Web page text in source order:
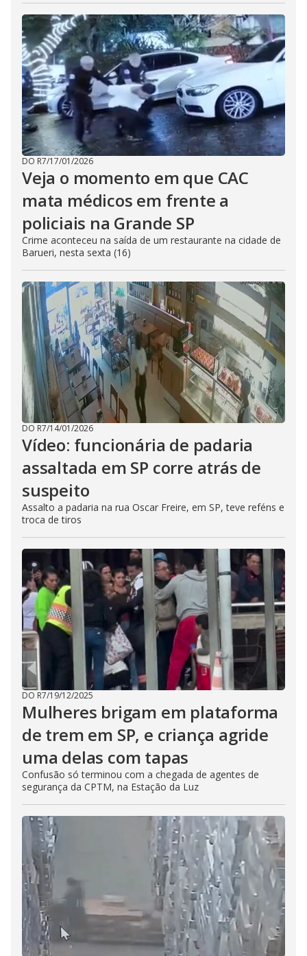
DO R7/17/01/2026
Veja o momento em que CAC
mata médicos em frente a
policiais na Grande SP
Crime aconteceu na saída de um restaurante na cidade de
Barueri, nesta sexta (16)
DO R7/14/01/2026
Vídeo: funcionária de padaria
assaltada em SP corre atrás de
suspeito
Assalto a padaria na rua Oscar Freire, em SP, teve reféns e
troca de tiros
DO R7/19/12/2025
Mulheres brigam em plataforma
de trem em SP, e criança agride
uma delas com tapas
Confusão só terminou com a chegada de agentes de
segurança da CPTM, na Estação da Luz